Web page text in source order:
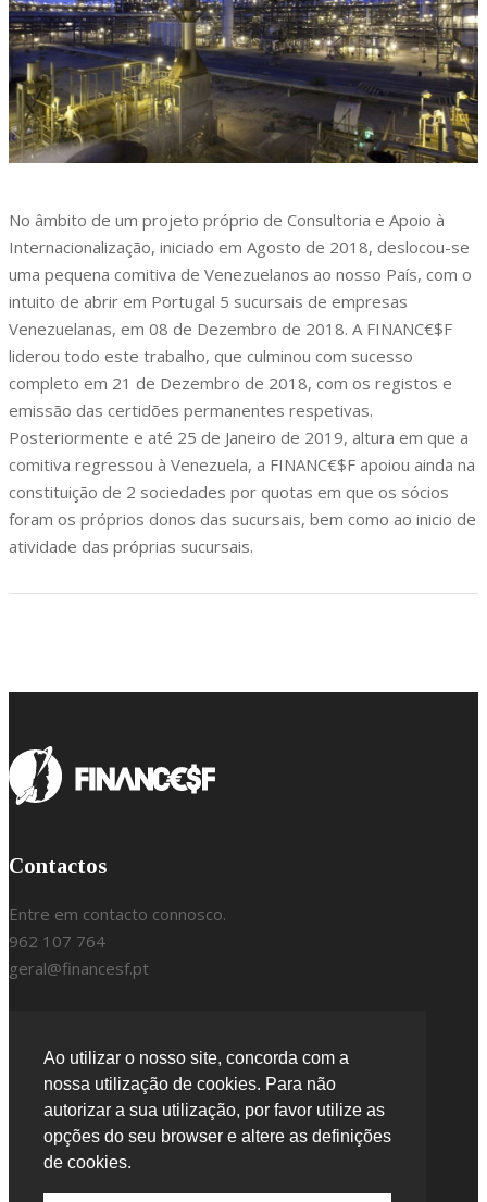
Ao utilizar o nosso site, concorda com a
nossa utilização de cookies. Para não
autorizar a sua utilização, por favor utilize as
opções do seu browser e altere as definições
de cookies.
No âmbito de um projeto próprio de Consultoria e Apoio à
Internacionalização, iniciado em Agosto de 2018, deslocou-se
uma pequena comitiva de Venezuelanos ao nosso País, com o
intuito de abrir em Portugal 5 sucursais de empresas
Venezuelanas, em 08 de Dezembro de 2018. A FINANC€$F
liderou todo este trabalho, que culminou com sucesso
completo em 21 de Dezembro de 2018, com os registos e
emissão das certidões permanentes respetivas.
Posteriormente e até 25 de Janeiro de 2019, altura em que a
comitiva regressou à Venezuela, a FINANC€$F apoiou ainda na
constituição de 2 sociedades por quotas em que os sócios
foram os próprios donos das sucursais, bem como ao inicio de
atividade das próprias sucursais.
Contactos
Entre em contacto connosco.
962 107 764
geral@financesf.pt
Leiria
Portugal